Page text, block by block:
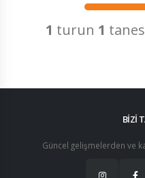
1 turun 1
BİZİ
Güncel gelişmelerden ve